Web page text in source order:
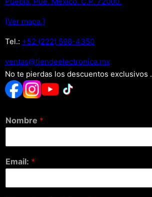
[Ver mapa.]
Tel.: +52 (222) 598-4350
xm.acinortceleedneit@satnev
No te pierdas los descuentos exclusivos .
Nombre *
Email: *